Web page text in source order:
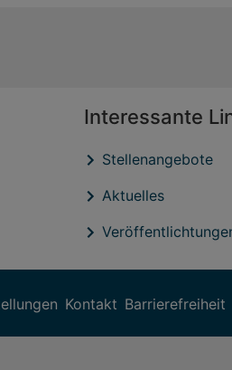
Interessante
Stellenangebote
Aktuelles
Kontakt Barrierefreiheit